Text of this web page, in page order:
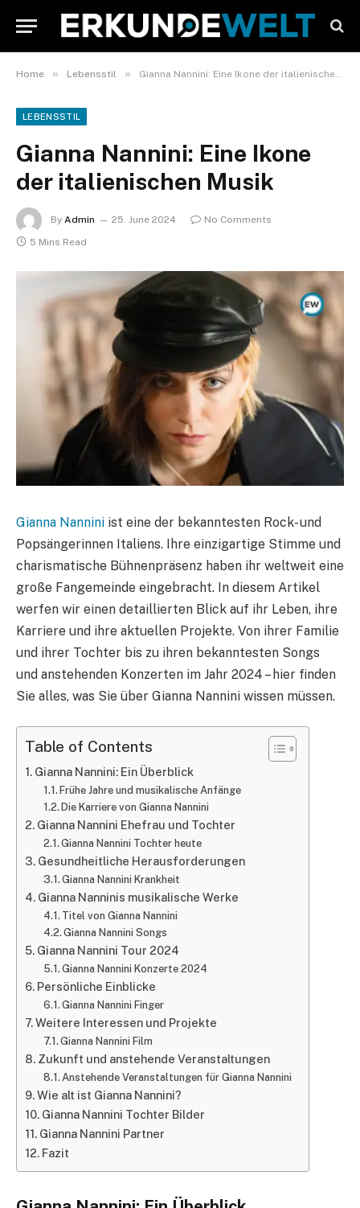
Home » Lebensstil » Gianna Nannini: Eine Ikone der italienischen Musik
LEBENSSTIL
Gianna Nannini: Eine Ikone
der italienischen Musik
By Admin 25. June 2024
No Comments
5 Mins Read
Gianna Nannini ist eine der bekanntesten Rock- und
Popsängerinnen Italiens. Ihre einzigartige Stimme und
charismatische Bühnenpräsenz haben ihr weltweit eine
große Fangemeinde eingebracht. In diesem Artikel
werfen wir einen detaillierten Blick auf ihr Leben, ihre
Karriere und ihre aktuellen Projekte. Von ihrer Familie
und ihrer Tochter bis zu ihren bekanntesten Songs
und anstehenden Konzerten im Jahr 2024 – hier finden
Sie alles, was Sie über Gianna Nannini wissen müssen.
Table of Contents
Gianna Nannini: Ein Überblick
Frühe Jahre und musikalische Anfänge
Die Karriere von Gianna Nannini
Gianna Nannini Ehefrau und Tochter
Gianna Nannini Tochter heute
Gesundheitliche Herausforderungen
Gianna Nannini Krankheit
Gianna Nanninis musikalische Werke
Titel von Gianna Nannini
Gianna Nannini Songs
Gianna Nannini Tour 2024
Gianna Nannini Konzerte 2024
Persönliche Einblicke
Gianna Nannini Finger
Weitere Interessen und Projekte
Gianna Nannini Film
Zukunft und anstehende Veranstaltungen
Anstehende Veranstaltungen für Gianna Nannini
Wie alt ist Gianna Nannini?
Gianna Nannini Tochter Bilder
Gianna Nannini Partner
Fazit